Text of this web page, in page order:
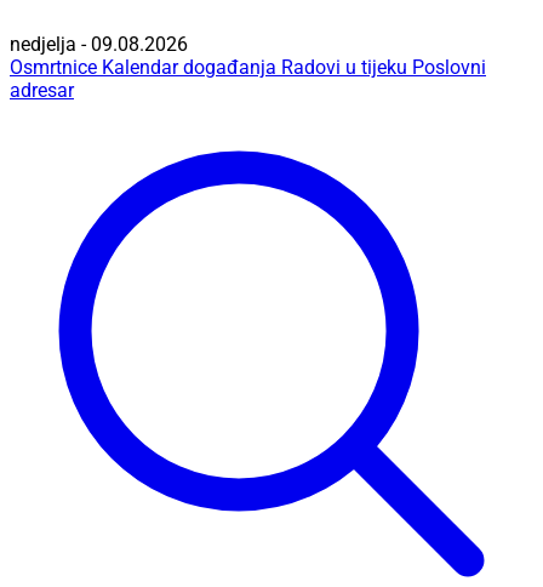
nedjelja - 09.08.2026
Osmrtnice Kalendar događanja Radovi u tijeku Poslovni
adresar